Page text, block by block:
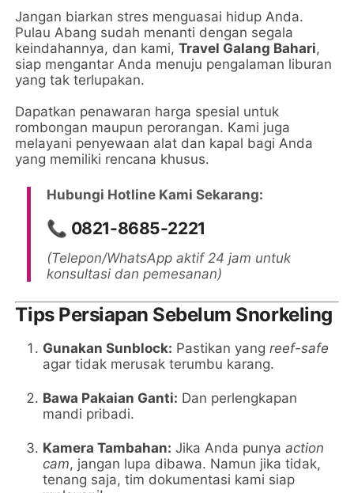
Jangan biarkan stres menguasai hidup Anda.
Pulau Abang sudah menanti dengan segala
keindahannya, dan kami,Travel Galang Bahari,
siap mengantar Anda menuju pengalaman liburan
yang tak terlupakan.
Dapatkan penawaran harga spesial untuk
rombongan maupun perorangan. Kami juga
melayani penyewaan alat dan kapal bagi Anda
yang memiliki rencana khusus.
Hubungi Hotline Kami Sekarang:
📞 0821-8685-2221
(Telepon/WhatsApp aktif 24 jam untuk
konsultasi dan pemesanan)
Tips Persiapan Sebelum Snorkeling
Gunakan Sunblock: Pastikan yangreef-safe
agar tidak merusak terumbu karang.
Bawa Pakaian Ganti: Dan perlengkapan
mandi pribadi.
Kamera Tambahan: Jika Anda punyaaction
cam, jangan lupa dibawa. Namun jika tidak,
tenang saja, tim dokumentasi kami siap